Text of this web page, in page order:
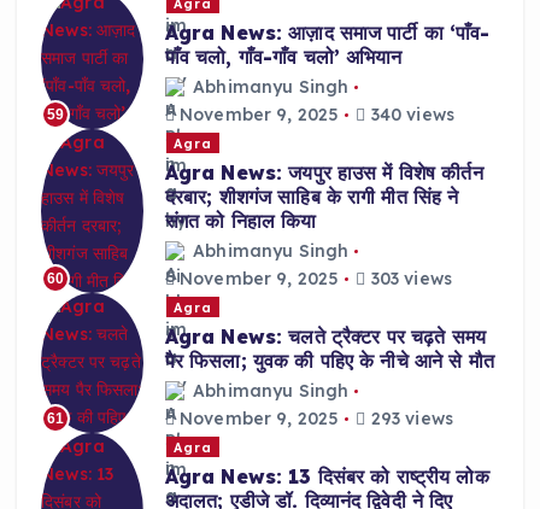
59
Agra News: आज़ाद समाज पार्टी का ‘पाँव-
पाँव चलो, गाँव-गाँव चलो’ अभियान
Abhimanyu Singh
November 9, 2025
340 views
60
Agra
Agra News: जयपुर हाउस में विशेष कीर्तन
दरबार; शीशगंज साहिब के रागी मीत सिंह ने
संगत को निहाल किया
Abhimanyu Singh
November 9, 2025
303 views
61
Agra
Agra News: चलते ट्रैक्टर पर चढ़ते समय
पैर फिसला; युवक की पहिए के नीचे आने से मौत
Abhimanyu Singh
November 9, 2025
293 views
Agra
Agra News: 13 दिसंबर को राष्ट्रीय लोक
अदालत; एडीजे डॉ. दिव्यानंद द्विवेदी ने दिए